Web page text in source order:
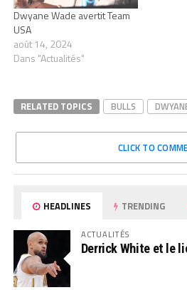
Dwyane Wade avertit Team
USA
août 14, 2024
Dans "Actualités"
RELATED TOPICS BULLS
CLICK TO
HEADLINES TRENDING
ACTUALITÉS
Derrick White et le